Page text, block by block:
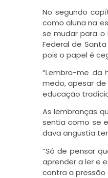
No segundo
como aluna na
se mudar para o
Federal de
pois o papel é
“Lembro-me da
medo, apesar
educação
As lembranças
sentia como se
dava angustia
“Só de pensar
aprender a ler e
contra a pressão